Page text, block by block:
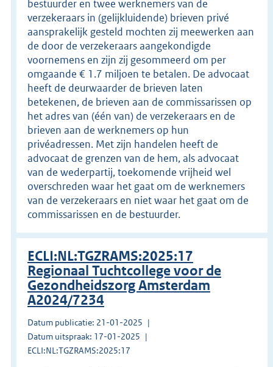
bestuurder en twee werknemers van de
verzekeraars in (gelijkluidende) brieven privé
aansprakelijk gesteld mochten zij meewerken aan
de door de verzekeraars aangekondigde
voornemens en zijn zij gesommeerd om per
omgaande € 1.7 miljoen te betalen. De advocaat
heeft de deurwaarder de brieven laten
betekenen, de brieven aan de commissarissen op
het adres van (één van) de verzekeraars en de
brieven aan de werknemers op hun
privéadressen. Met zijn handelen heeft de
advocaat de grenzen van de hem, als advocaat
van de wederpartij, toekomende vrijheid wel
overschreden waar het gaat om de werknemers
van de verzekeraars en niet waar het gaat om de
commissarissen en de bestuurder.
ECLI:NL:TGZRAMS:2025:17
Regionaal Tuchtcollege voor de
Gezondheidszorg Amsterdam
A2024/7234
Datum publicatie: 21-01-2025
Datum uitspraak: 17-01-2025
ECLI:NL:TGZRAMS:2025:17